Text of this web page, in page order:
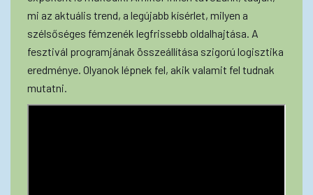
mi az aktuális trend, a legújabb kísérlet, milyen a
szélsőséges fémzenék legfrissebb oldalhajtása. A
fesztivál programjának összeállítása szigorú logisztika
eredménye. Olyanok lépnek fel, akik valamit fel tudnak
mutatni.